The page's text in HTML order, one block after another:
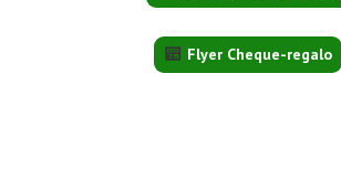
Flyer Cheque-regalo